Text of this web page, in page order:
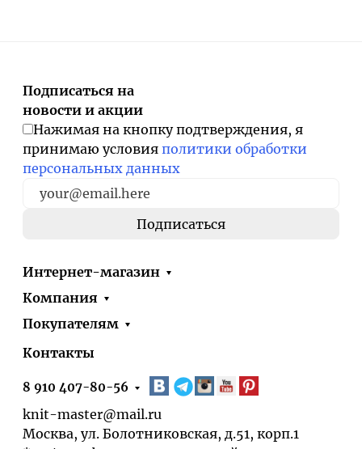
Подписаться на
новости и акции
Нажимая на кнопку подтверждения, я
принимаю условия политики обработки
персональных данных
Интернет-магазин
Компания
Покупателям
Контакты
8 910 407-80-56
knit-master@mail.ru
Москва, ул. Болотниковская, д.51, корп.1